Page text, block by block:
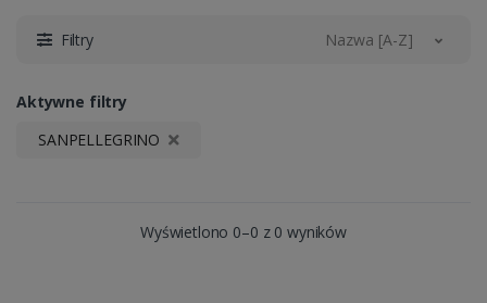
Filtry Nazwa [A-Z]
Aktywne filtry
SANPELLEGRINO
Wyświetlono 0–0 z 0 wyników